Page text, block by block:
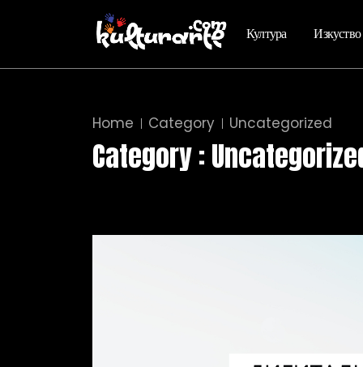
Култура Изкуство
Home Category Uncategorized
Category :